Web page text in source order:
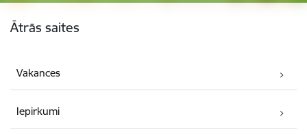
Kājene
Ātrās saites
Vakances
Iepirkumi